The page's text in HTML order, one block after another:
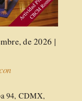
de 2026 |
94, CDMX,